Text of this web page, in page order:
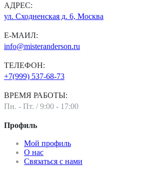
АДРЕС:
ул. Сходненская д. 6, Москва
Е-МАИЛ:
info@misteranderson.ru
ТЕЛЕФОН:
+7(999) 537-68-73
ВРЕМЯ РАБОТЫ:
Пн. - Пт. / 9:00 - 17:00
Профиль
Мой профиль
О нас
Связаться с нами